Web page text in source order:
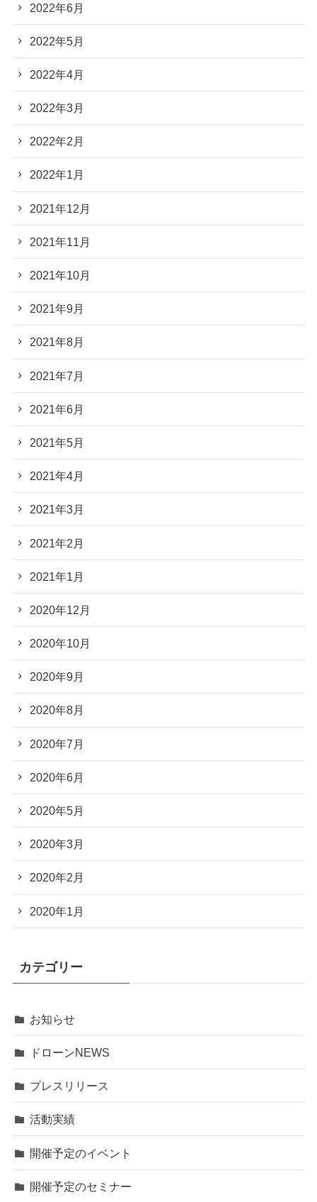
2022年6月
2022年5月
2022年4月
2022年3月
2022年2月
2022年1月
2021年12月
2021年11月
2021年10月
2021年9月
2021年8月
2021年7月
2021年6月
2021年5月
2021年4月
2021年3月
2021年2月
2021年1月
2020年12月
2020年10月
2020年9月
2020年8月
2020年7月
2020年6月
2020年5月
2020年3月
2020年2月
2020年1月
カテゴリー
お知らせ
ドローンNEWS
プレスリリース
活動実績
開催予定のイベント
開催予定のセミナー